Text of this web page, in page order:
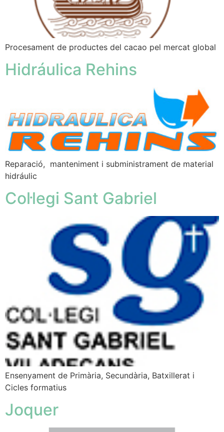
Procesament de productes del cacao pel mercat global
Hidráulica Rehins
Reparació, manteniment i subministrament de material
hidráulic
Col·legi Sant Gabriel
Ensenyament de Primària, Secundària, Batxillerat i
Cicles formatius
Joquer